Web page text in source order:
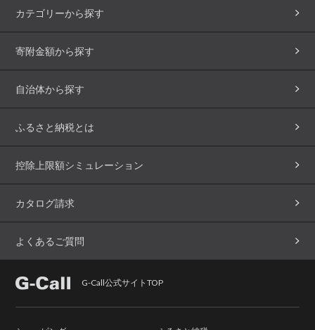
カテゴリーから探す
寄附金額から探す
自治体から探す
ふるさと納税とは
控除上限額シミュレーション
カタログ請求
よくあるご質問
G-Call公式サイトTOP